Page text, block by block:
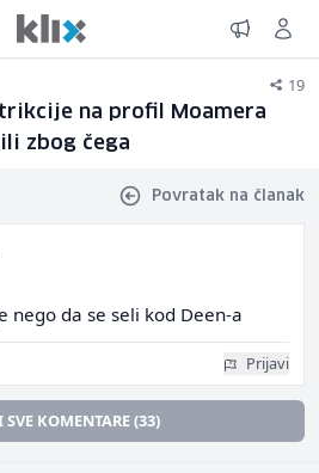
19
na profil Moamera
zbog čega
Povratak na članak
nego da se seli kod Deen-a
Prijavi
KOMENTARE (33)